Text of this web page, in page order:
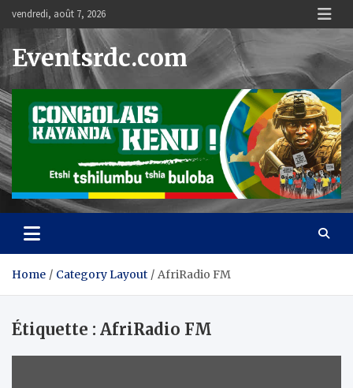
content
vendredi, août 7, 2026
Eventsrdc.com
Home Category Layout AfriRadio FM
Étiquette : AfriRadio FM